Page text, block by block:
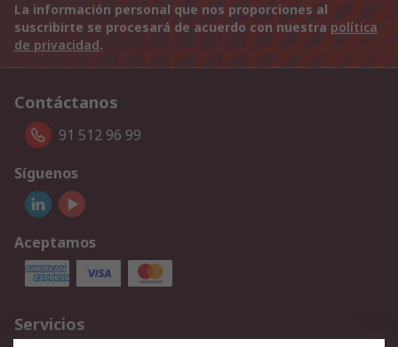
La información personal que nos proporciones al
suscribirte se procesará de acuerdo con nuestra política
de privacidad.
Contáctanos
91 512 96 99
Síguenos
Aceptamos
Servicios